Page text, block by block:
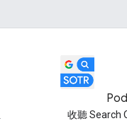
收聽 Search